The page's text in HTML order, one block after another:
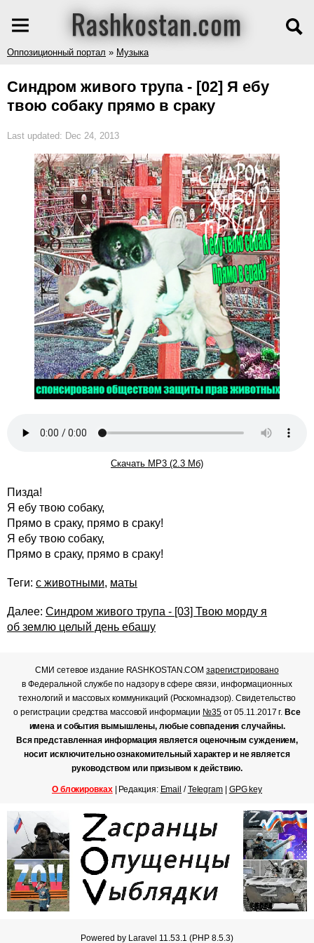
Rashkostan.com
Оппозиционный портал » Музыка
Синдром живого трупа - [02] Я ебу
твою собаку прямо в сраку
Last updated: Dec 24, 2013
Скачать MP3 (2.3 Мб)
Пизда!
Я ебу твою собаку,
Прямо в сраку, прямо в сраку!
Я ебу твою собаку,
Прямо в сраку, прямо в сраку!
Теги: с животными, маты
Далее: Синдром живого трупа - [03] Твою морду я
об землю целый день ебашу
СМИ сетевое издание RASHKOSTAN.COMзарегистрировано
в Федеральной службе по надзору в сфере связи, информационных
технологий и массовых коммуникаций (Роскомнадзор). Свидетельство
о регистрации средства массовой информации №35от 05.11.2017 г.Все
имена и события вымышлены, любые совпадения случайны.
Вся представленная информация является оценочным суждением,
носит исключительно ознакомительный характер и не является
руководством или призывом к действию.
О блокировках| Редакция: Email /Telegram| GPG key
Powered by Laravel 11.53.1 (PHP 8.5.3)